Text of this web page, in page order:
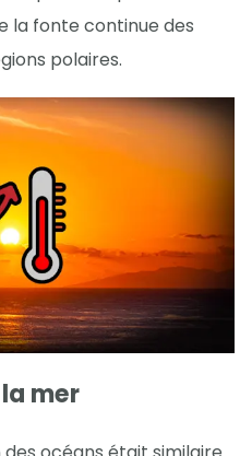
la fonte continue des
polaires.
mer